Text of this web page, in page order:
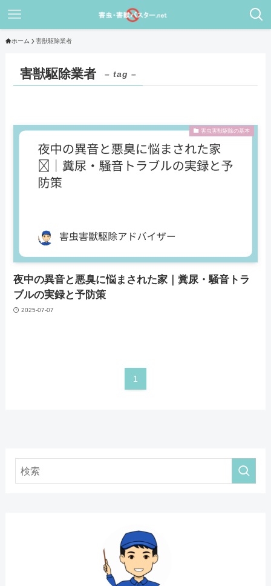
ホーム 害獣駆除業者
害獣駆除業者 – tag –
害虫害獣駆除の基本
夜中の異音と悪臭に悩まされた家️｜糞尿・騒音トラ
ブルの実録と予防策
2025-07-07
1